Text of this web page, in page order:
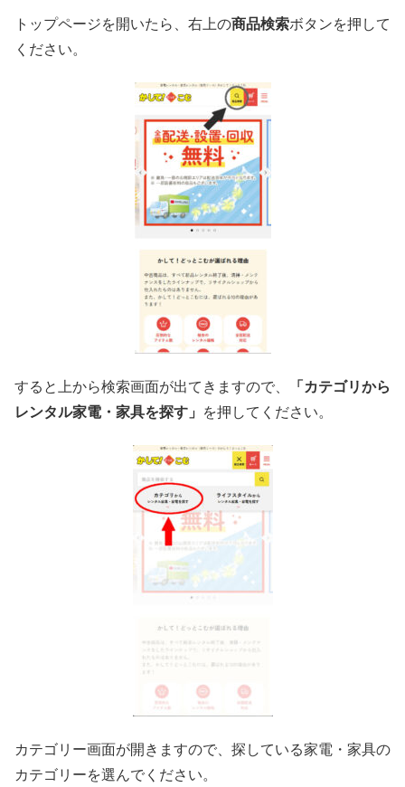
トップページを開いたら、右上の商品検索ボタンを押して
ください。
すると上から検索画面が出てきますので、
「カテゴリから
レンタル家電・家具を探す」
を押してください。
カテゴリー画面が開きますので、探している家電・家具の
カテゴリーを選んでください。